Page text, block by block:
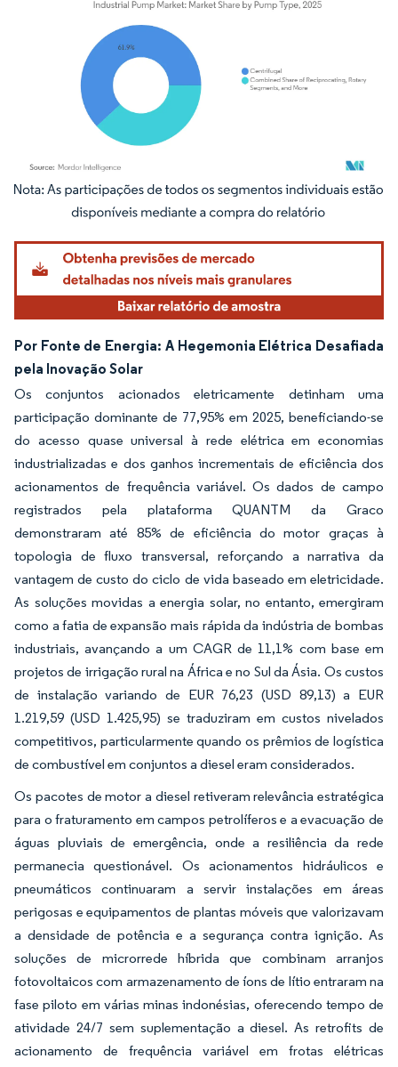
Imagem © Mordor Intelligence. O reuso requer atribuição conforme CC BY 4.0.
Por Fonte de Energia: A Hegemonia Elétrica Desafiada
pela Inovação Solar
Os conjuntos acionados eletricamente detinham uma
participação dominante de 77,95% em 2025, beneficiando-se
do acesso quase universal à rede elétrica em economias
industrializadas e dos ganhos incrementais de eficiência dos
acionamentos de frequência variável. Os dados de campo
registrados pela plataforma QUANTM da Graco
demonstraram até 85% de eficiência do motor graças à
topologia de fluxo transversal, reforçando a narrativa da
vantagem de custo do ciclo de vida baseado em eletricidade.
As soluções movidas a energia solar, no entanto, emergiram
como a fatia de expansão mais rápida da indústria de bombas
industriais, avançando a um CAGR de 11,1% com base em
projetos de irrigação rural na África e no Sul da Ásia. Os custos
de instalação variando de EUR 76,23 (USD 89,13) a EUR
1.219,59 (USD 1.425,95) se traduziram em custos nivelados
competitivos, particularmente quando os prêmios de logística
de combustível em conjuntos a diesel eram considerados.
Os pacotes de motor a diesel retiveram relevância estratégica
para o fraturamento em campos petrolíferos e a evacuação de
águas pluviais de emergência, onde a resiliência da rede
permanecia questionável. Os acionamentos hidráulicos e
pneumáticos continuaram a servir instalações em áreas
perigosas e equipamentos de plantas móveis que valorizavam
a densidade de potência e a segurança contra ignição. As
soluções de microrrede híbrida que combinam arranjos
fotovoltaicos com armazenamento de íons de lítio entraram na
fase piloto em várias minas indonésias, oferecendo tempo de
atividade 24/7 sem suplementação a diesel. As retrofits de
acionamento de frequência variável em frotas elétricas